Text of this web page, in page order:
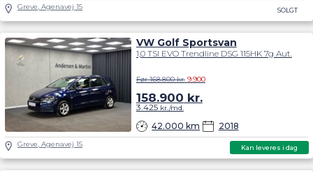
SOLGT
Greve, Agenavej 15
Kan leveres i dag
VW Golf Sportsvan
1,0 TSI EVO Trendline DSG 115HK 7g Aut.
42.000 km 2018
Før 168.800 kr. 9.900
158.900 kr.
3.425kr./md.
Greve, Agenavej 15